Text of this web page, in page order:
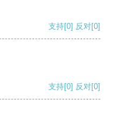
支持[0] 反对[0]
支持[0] 反对[0]